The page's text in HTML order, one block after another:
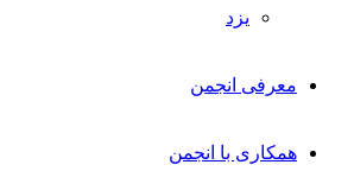
یزد
معرفی انجمن
همکاری با انجمن